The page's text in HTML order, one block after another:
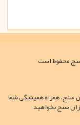
سنج، همراه همیشگی شما
سنج بخواهید